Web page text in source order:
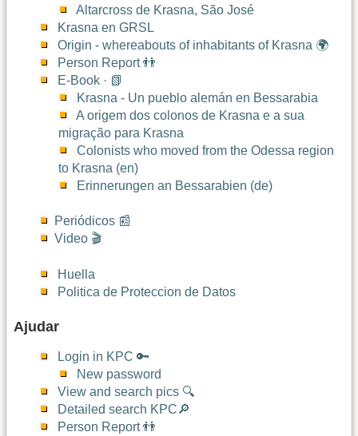
Altarcross de Krasna, São José
Krasna en GRSL
Origin - whereabouts of inhabitants of Krasna 🌍
Person Report 👬
E-Book · 📗
Krasna - Un pueblo alemán en Bessarabia
A origem dos colonos de Krasna e a sua
migração para Krasna
Colonists who moved from the Odessa region
to Krasna (en)
Erinnerungen an Bessarabien (de)
Periódicos 📰
Video 🎬
Huella
Politica de Proteccion de Datos
Ajudar
Login in KPC 🔑
New password
View and search pics 🔍
Detailed search KPC🔎
Person Report 👬